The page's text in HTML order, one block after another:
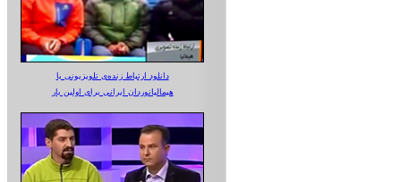
دانلود ارتباط زنده‌ی تلویزیونی‌ با
هیمالیانوردان ایرانی برای اولین بار